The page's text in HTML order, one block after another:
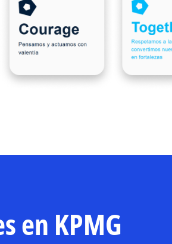
en KPMG